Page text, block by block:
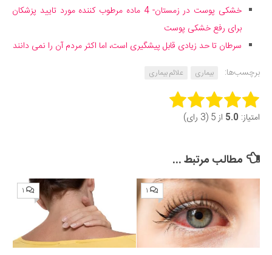
خشکی پوست در زمستان- 4 ماده مرطوب کننده مورد تایید پزشکان
برای رفع خشکی پوست
سرطان تا حد زیادی قابل پیشگیری است، اما اکثر مردم آن را نمی دانند
برچسب‌ها:
بیماری علائم بیماری
Rate this item:
امتیاز: 5.0 از 5 (3 رای)
مطالب مرتبط ...
۱ ۱